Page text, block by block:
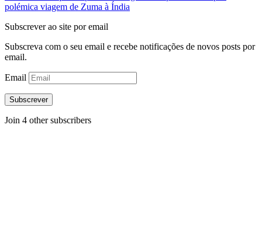
polémica viagem de Zuma à Índia
Subscrever ao site por email
Subscreva com o seu email e recebe notificações de novos posts por
email.
Email
Subscrever
Join 4 other subscribers